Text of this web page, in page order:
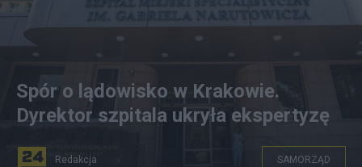
Spór o lądowisko w Krakowie.
Dyrektor szpitala ukryła ekspertyzę
Redakcja SAMORZĄD